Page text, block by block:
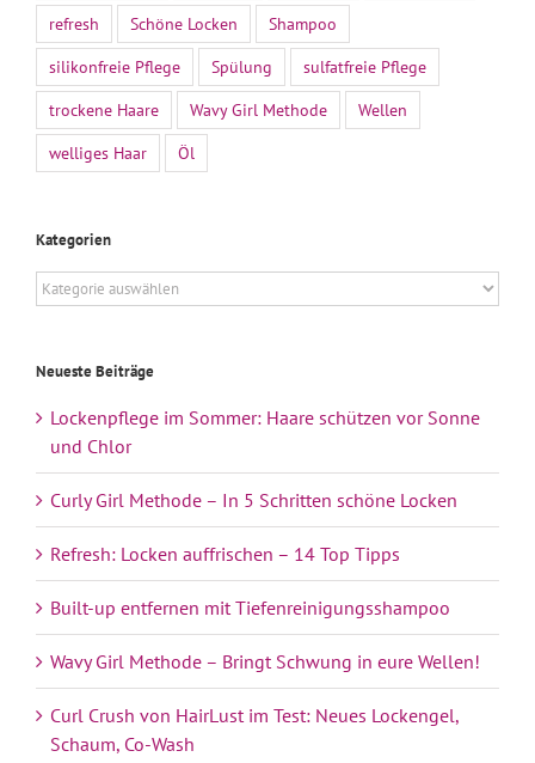
refresh
Schöne Locken
Shampoo
silikonfreie Pflege
Spülung
sulfatfreie Pflege
trockene Haare
Wavy Girl Methode
Wellen
welliges Haar
Öl
Kategorien
Kategorien
Neueste Beiträge
Lockenpflege im Sommer: Haare schützen vor Sonne
und Chlor
Curly Girl Methode – In 5 Schritten schöne Locken
Refresh: Locken auffrischen – 14 Top Tipps
Built-up entfernen mit Tiefenreinigungsshampoo
Wavy Girl Methode – Bringt Schwung in eure Wellen!
Curl Crush von HairLust im Test: Neues Lockengel,
Schaum, Co-Wash